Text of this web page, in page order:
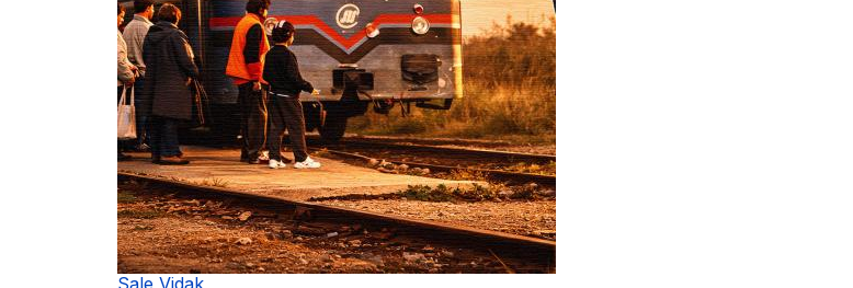
Sale Vidak